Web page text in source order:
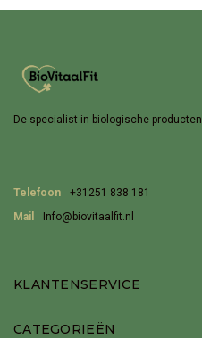
De specialist in biologische producten
Telefoon
+31251 838 181
Mail
Info@biovitaalfit.nl
KLANTENSERVICE
CATEGORIEËN